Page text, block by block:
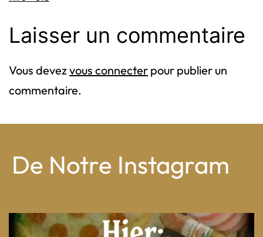
Laisser un commentaire
Vous devezvous connecter pour publier un
commentaire.
De Notre Instagram
From wood-paneled basements to candlelit condo...